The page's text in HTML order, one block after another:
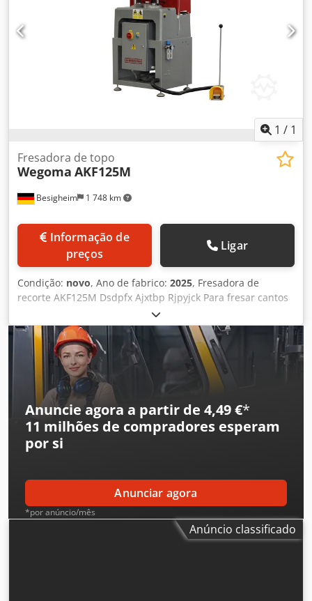
1 / 1
Besigheim 1 748 km
Fresadora de topo
Wegoma AKF125M
preços
Ligar
Condição: novo, Ano de fabrico: 2025, Fresadora de
recorte AKF125M Dsdpfx Ajxtbp Rjpyjck Para fresar cantos
em perfis de plástico e alumínio Com sistema de troca
rápida de fresas. Manuseio fácil e resultados perfeitos.
Anuncie agora a partir de 4,49 €*
11 milhões de compradores esperam
por si
Anunciar agora
*por anúncio/mês
Anúncio classificado